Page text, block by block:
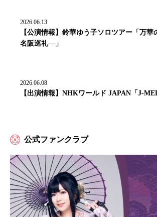
2026.06.13
【公演情報】鈴華ゆう子ソロツアー「万
名阪巡礼―」
2026.06.08
【出演情報】NHKワールド JAPAN「J-
公式ファンクラブ